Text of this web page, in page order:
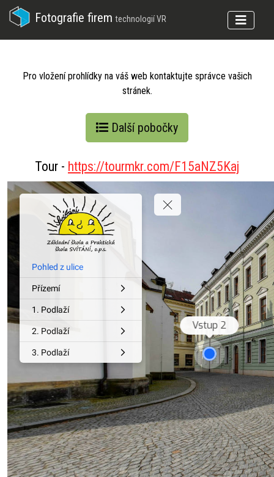
Fotografie firemtechnologií VR
Pro vložení prohlídky na váš web kontaktujte správce vašich
stránek.
Další pobočky
Tour - https://tourmkr.com/F15aNZ5Kaj